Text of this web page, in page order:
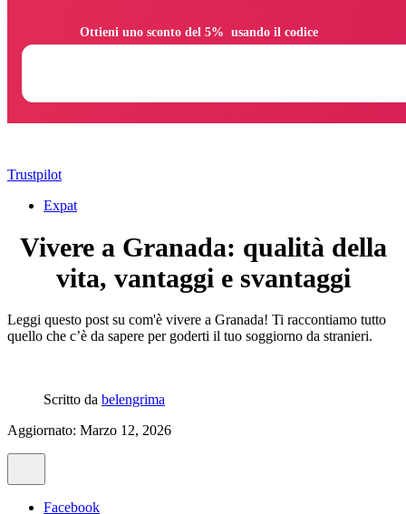
Trustpilot
Expat
Vivere a Granada: qualità della
vita, vantaggi e svantaggi
Leggi questo post su com'è vivere a Granada! Ti raccontiamo tutto
quello che c’è da sapere per goderti il tuo soggiorno da stranieri.
Scritto da belengrima
Aggiornato: Marzo 12, 2026
Facebook